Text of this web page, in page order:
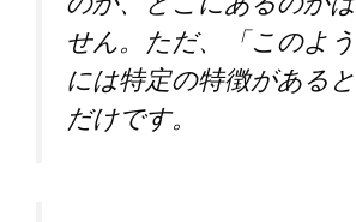
せん。ただ、「このよ
には特定の特徴がある
だけです。